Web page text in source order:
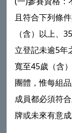
且符合下列條
（含）以上、
立登記未逾5年
寬至45歲（含
團體，惟每組
成員都必須符
牌或未來有意